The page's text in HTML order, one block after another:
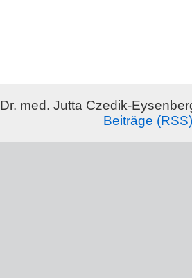
Dr. med. Jutta Czedik-
Beiträge (RSS)